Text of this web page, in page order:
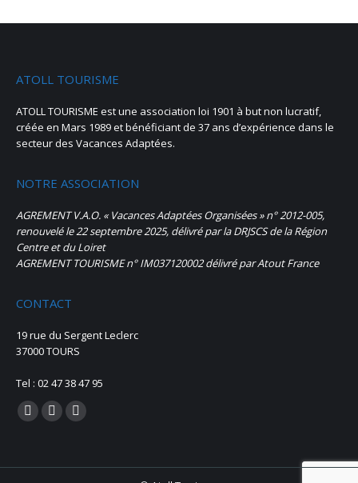
ATOLL TOURISME
ATOLL TOURISME est une association loi 1901 à but non lucratif,
créée en Mars 1989 et bénéficiant de 37 ans d’expérience dans le
secteur des Vacances Adaptées.
NOTRE ASSOCIATION
AGREMENT V.A.O. « Vacances Adaptées Organisées » n° 2012-005,
renouvelé le 22 septembre 2025, délivré par la DRJSCS de la Région
Centre et du Loiret
AGREMENT TOURISME n° IM037120002 délivré par Atout France
CONTACT
19 rue du Sergent Leclerc
37000 TOURS
Tel : 02 47 38 47 95
Trouvez nous sur :
La
La
La